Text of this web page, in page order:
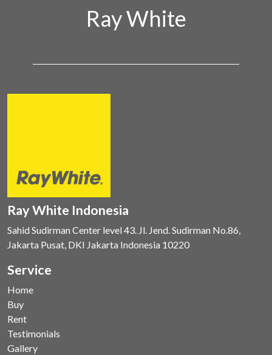
Ray White
Ray White Indonesia
Sahid Sudirman Center level 43. Jl. Jend. Sudirman No.86,
Jakarta Pusat, DKI Jakarta Indonesia 10220
Service
Home
Buy
Rent
Testimonials
Gallery